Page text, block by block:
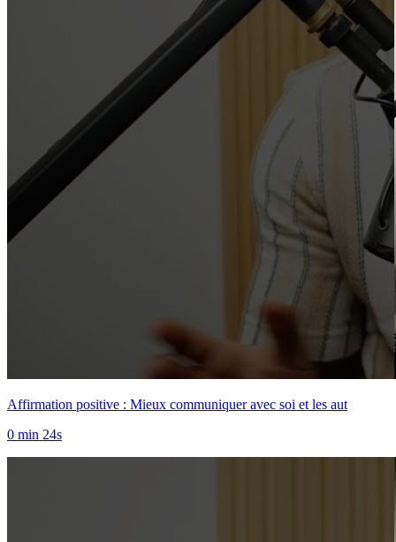
Affirmation positive : Mieux communiquer avec soi et les aut
0 min 24s